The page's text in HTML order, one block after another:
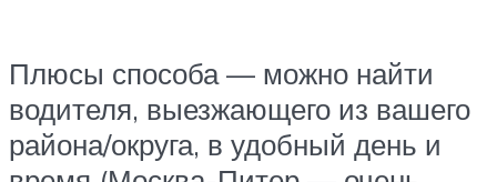
Плюсы способа — можно найти
водителя, выезжающего из вашего
района/округа, в удобный день и